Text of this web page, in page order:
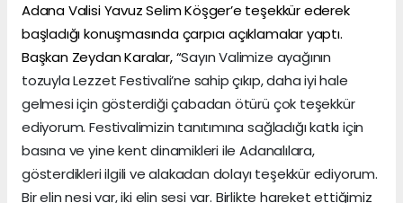
Adana Valisi Yavuz Selim Köşger’e teşekkür ederek
başladığı konuşmasında çarpıcı açıklamalar yaptı.
Başkan Zeydan Karalar, “Sayın Valimize ayağının
tozuyla Lezzet Festivali’ne sahip çıkıp, daha iyi hale
gelmesi için gösterdiği çabadan ötürü çok teşekkür
ediyorum. Festivalimizin tanıtımına sağladığı katkı için
basına ve yine kent dinamikleri ile Adanalılara,
gösterdikleri ilgili ve alakadan dolayı teşekkür ediyorum.
Bir elin nesi var, iki elin sesi var. Birlikte hareket ettiğimiz